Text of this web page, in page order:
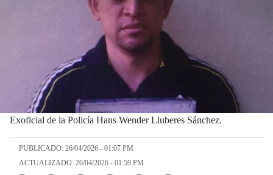
Exoficial de la Policía Hans Wender Lluberes Sánchez.
PUBLICADO: 26/04/2026 - 01:07 PM
ACTUALIZADO: 26/04/2026 - 01:59 PM